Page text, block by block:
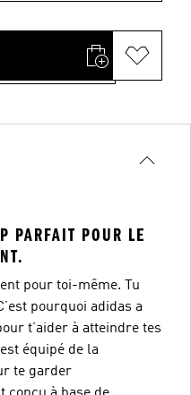
PARFAIT POUR LE
pour toi-même. Tu
pourquoi adidas a
t’aider à atteindre tes
équipé de la
te garder